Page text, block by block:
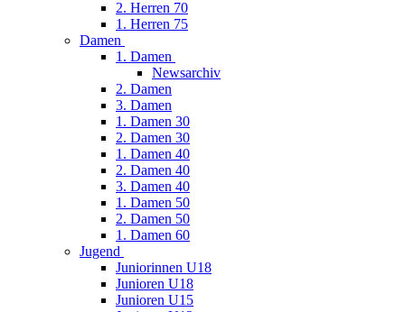
2. Herren 70
1. Herren 75
Damen
1. Damen
Newsarchiv
2. Damen
3. Damen
1. Damen 30
2. Damen 30
1. Damen 40
2. Damen 40
3. Damen 40
1. Damen 50
2. Damen 50
1. Damen 60
Jugend
Juniorinnen U18
Junioren U18
Junioren U15